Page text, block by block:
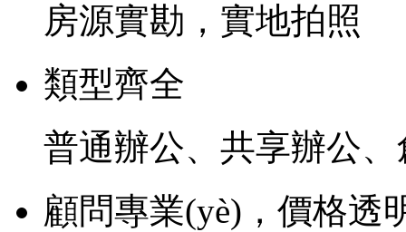
房源實勘，實地拍照
類型齊全
普通辦公、共享辦公
顧問專業(yè)，價格透